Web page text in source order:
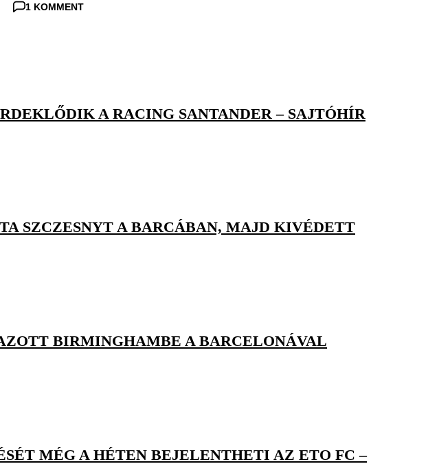
1 KOMMENT
A RACING SANTANDER – SAJTÓHÍR
SZCZESNYT A BARCÁBAN, MAJD KIVÉDETT
BIRMINGHAMBE A BARCELONÁVAL
MÉG A HÉTEN BEJELENTHETI AZ ETO FC –